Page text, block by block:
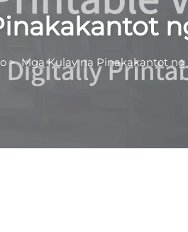
>Mga Kulay na Pinakakantot ng